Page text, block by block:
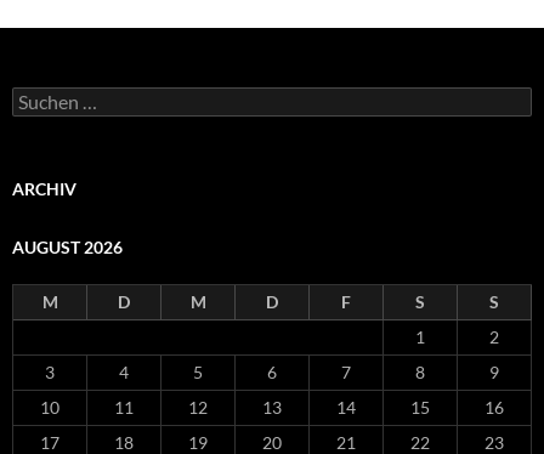
Suchen
nach:
ARCHIV
AUGUST 2026
M D M D F S
S
1
2
3
4 5 6 7 8
9
10
11 12 13 14 15
16
17
18 19 20 21 22
23